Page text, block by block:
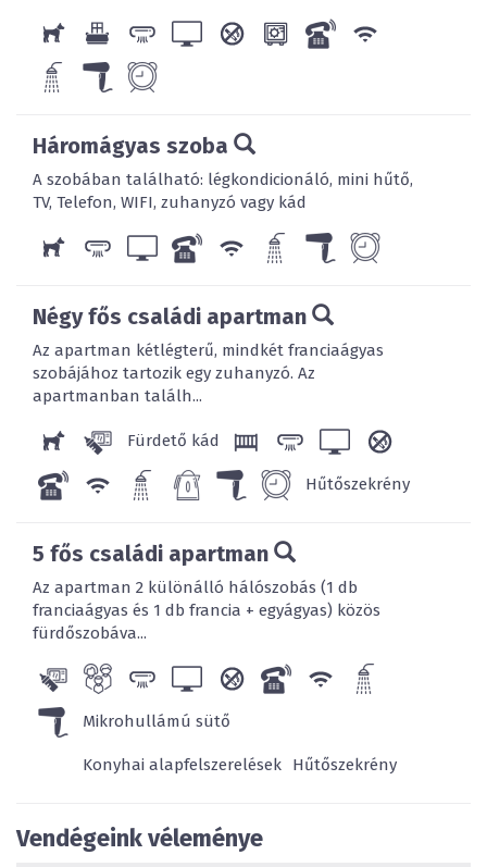
Háromágyas szoba
A szobában található: légkondicionáló, mini hűtő,
TV, Telefon, WIFI, zuhanyzó vagy kád
Négy fős családi apartman
Az apartman kétlégterű, mindkét franciaágyas
szobájához tartozik egy zuhanyzó. Az
apartmanban találh...
Fürdető kád
Hűtőszekrény
5 fős családi apartman
Az apartman 2 különálló hálószobás (1 db
franciaágyas és 1 db francia + egyágyas) közös
fürdőszobáva...
Mikrohullámú sütő
Konyhai alapfelszerelések Hűtőszekrény
Vendégeink véleménye